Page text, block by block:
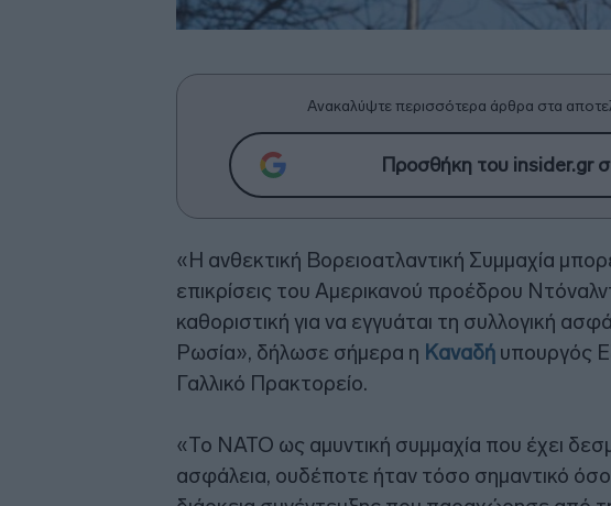
Ανακαλύψτε περισσότερα άρθρα στα
Προσθήκη του insider.gr
«Η ανθεκτική Βορειοατλαντική Συμμαχία
επικρίσεις του Αμερικανού προέδρου
καθοριστική για να εγγυάται τη συλλογική
Ρωσία», δήλωσε σήμερα η Καναδή υπουργός
Γαλλικό Πρακτορείο.
«Το ΝΑΤΟ ως αμυντική συμμαχία που έχει
ασφάλεια, ουδέποτε ήταν τόσο σημαντικό